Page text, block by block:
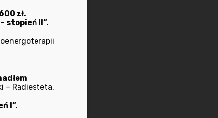
Kalisz.
br. o godz. 17.00
zaprasza na
– klucz do
Jadwiga
zł.
stopień II”.
– Radiesteta,
I”.